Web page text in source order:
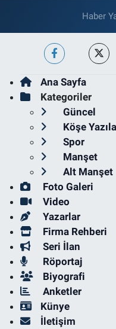
Haber
Ana Sayfa
Kategoriler
Güncel
Köşe
Spor
Manşet
Alt Manşet
Foto Galeri
Video
Yazarlar
Firma Rehberi
Seri İlan
Röportaj
Biyografi
Anketler
Künye
İletişim